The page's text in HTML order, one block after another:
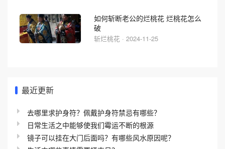
如何斩断老公的烂桃花 烂桃花怎么
破
斩烂桃花 · 2024-11-25
最近更新
去哪里求护身符？佩戴护身符禁忌有哪些？
日常生活之中能够使我们霉运不断的根源
镜子可以挂在大门后面吗？有哪些风水原因呢？